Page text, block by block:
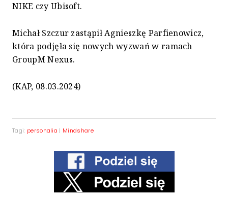
NIKE czy Ubisoft.
Michał Szczur zastąpił Agnieszkę Parfienowicz,
która podjęła się nowych wyzwań w ramach
GroupM Nexus.
(KAP, 08.03.2024)
Tagi: personalia | Mindshare